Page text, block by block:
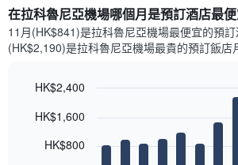
在拉科魯尼亞機場哪個月是預訂酒店最
11月(HK$841)是拉科魯尼亞機場​最便宜的預
(HK$2,190)是拉科魯尼亞機場最貴的預訂飯店
chart
graphic.
HK$800
HK$1,600
HK$2,400